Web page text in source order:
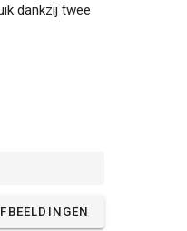
dankzij twee